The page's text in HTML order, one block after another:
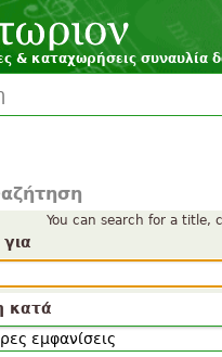
& καταχωρήσεις συναυλία
You can search for a title,
κατά